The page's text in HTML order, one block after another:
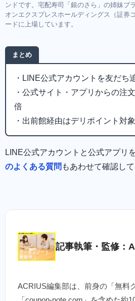
ンドです。宅配寿司「銀のさら」の姉妹ブ
オンエクスプレスホールディングス（証券
ードに上場しています。
まとめ
・LINE公式アカウントを友だち
・公式サイト・アプリからの注
倍
・出前館経由はデリポイント対
LINE公式アカウントと公式アプリ
のよくある質問 もあわせて確認し
記事執筆・監修：
ACRIUS編集部は、前身の「無料